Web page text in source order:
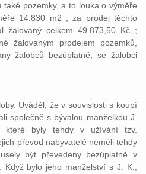
pozemky, a to louka o výměře
14.830 m2 ; za prodej těchto
žalovaný celkem 49.873,50 Kč ;
žalovaným prodejem pozemků,
žalobců bezúplatně, se žalobci
Uváděl, že v souvislosti s koupí
společně s bývalou manželkou J.
které byly tehdy v užívání tzv.
převod nabyvatelé neměli tehdy
být převedeny bezúplatně v
bylo jeho manželství s J. K.,